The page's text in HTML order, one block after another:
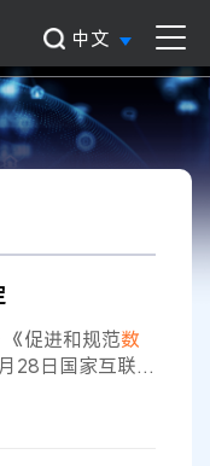
中文
促进和规范数
28日国家互联网
审议通过，现
互联网信息办公